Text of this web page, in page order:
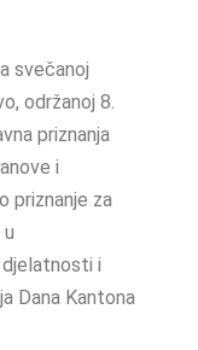
svečanoj
održanoj 8.
priznanja
i
priznanje za
i
Dana Kantona